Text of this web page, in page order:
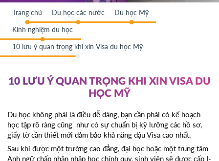
Trang chủ Du học các nước Du học Mỹ
Kinh nghiệm du học
10 lưu ý quan trọng khi xin Visa du học Mỹ
10 LƯU Ý QUAN TRỌNG KHI XIN VISA DU
HỌC MỸ
Du học không phải là điều dễ dàng, bạn cần phải có kế hoạch
học tập rõ ràng cũng như có sự chuẩn bị kỹ lưỡng các hồ sơ,
giấy tờ cần thiết mới đảm bảo khả năng đậu Visa cao nhất.
Sau khi được một trường cao đẳng, đại học hoặc một trung tâm
Anh ngữ chấp nhận nhập học chính quy, sinh viên sẽ được cấp I-